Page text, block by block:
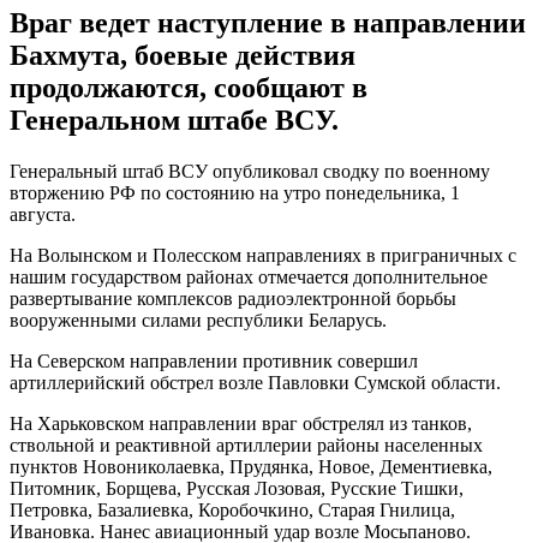
Враг ведет наступление в направлении
Бахмута, боевые действия
продолжаются, сообщают в
Генеральном штабе ВСУ.
Генеральный штаб ВСУ опубликовал сводку по военному
вторжению РФ по состоянию на утро понедельника, 1
августа.
На Волынском и Полесском направлениях в приграничных с
нашим государством районах отмечается дополнительное
развертывание комплексов радиоэлектронной борьбы
вооруженными силами республики Беларусь.
На Северском направлении противник совершил
артиллерийский обстрел возле Павловки Сумской области.
На Харьковском направлении враг обстрелял из танков,
ствольной и реактивной артиллерии районы населенных
пунктов Новониколаевка, Прудянка, Новое, Дементиевка,
Питомник, Борщева, Русская Лозовая, Русские Тишки,
Петровка, Базалиевка, Коробочкино, Старая Гнилица,
Ивановка. Нанес авиационный удар возле Мосьпаново.